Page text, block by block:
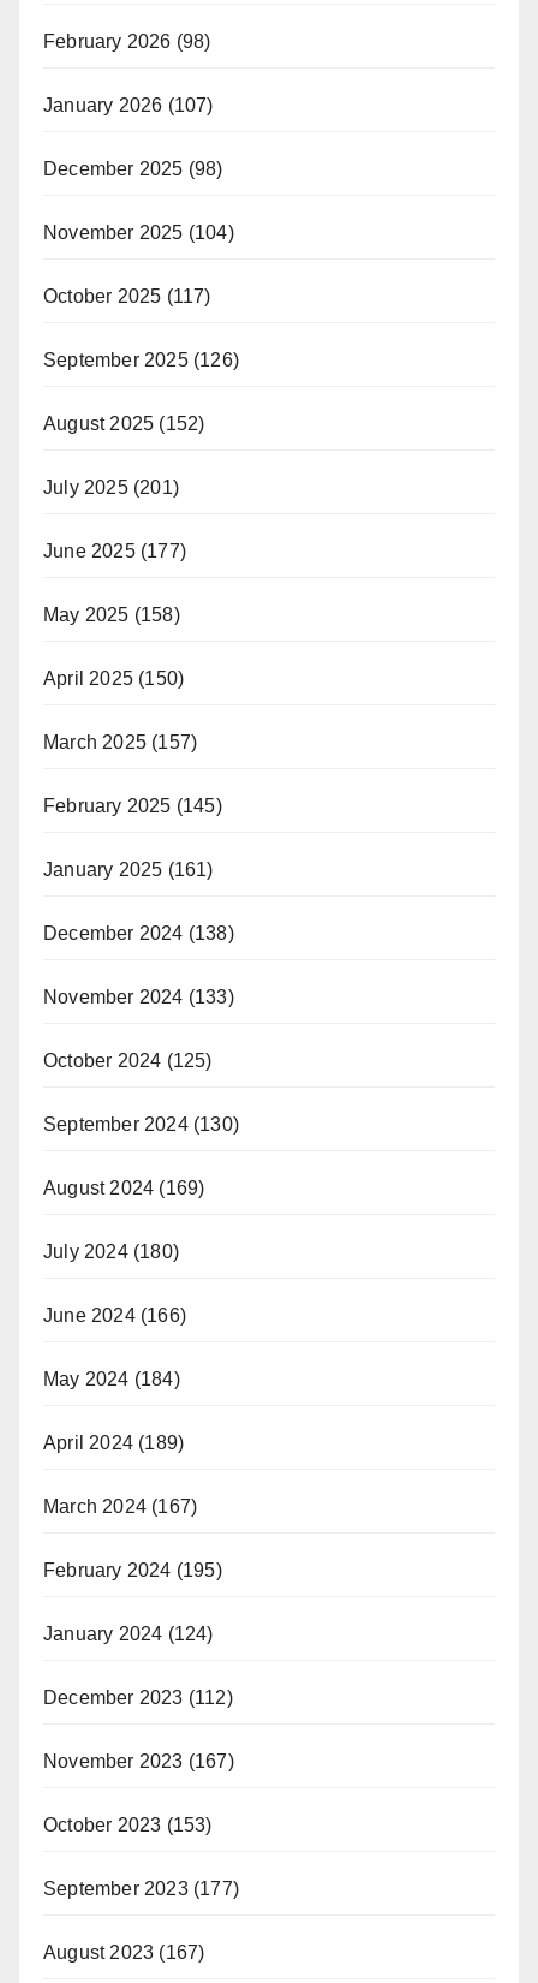
February 2026 (98)
January 2026 (107)
December 2025 (98)
November 2025 (104)
October 2025 (117)
September 2025(126)
August 2025 (152)
July 2025(201)
June 2025(177)
May 2025 (158)
April 2025 (150)
March 2025 (157)
February 2025 (145)
January 2025 (161)
December 2024 (138)
November 2024 (133)
October 2024 (125)
September 2024(130)
August 2024 (169)
July 2024(180)
June 2024(166)
May 2024 (184)
April 2024 (189)
March 2024 (167)
February 2024 (195)
January 2024 (124)
December 2023 (112)
November 2023 (167)
October 2023 (153)
September 2023(177)
August 2023 (167)